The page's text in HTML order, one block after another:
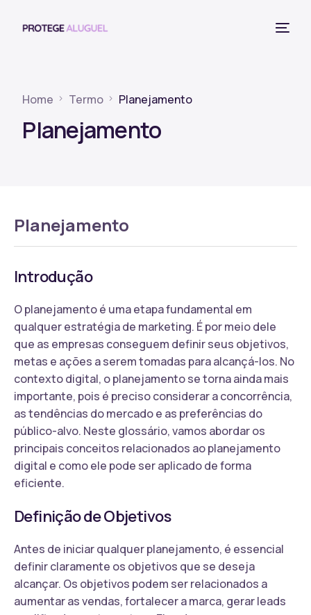
Home Termo Planejamento
Planejamento
Planejamento
Introdução
O planejamento é uma etapa fundamental em
qualquer estratégia de marketing. É por meio dele
que as empresas conseguem definir seus objetivos,
metas e ações a serem tomadas para alcançá-los. No
contexto digital, o planejamento se torna ainda mais
importante, pois é preciso considerar a concorrência,
as tendências do mercado e as preferências do
público-alvo. Neste glossário, vamos abordar os
principais conceitos relacionados ao planejamento
digital e como ele pode ser aplicado de forma
eficiente.
Definição de Objetivos
Antes de iniciar qualquer planejamento, é essencial
definir claramente os objetivos que se deseja
alcançar. Os objetivos podem ser relacionados a
aumentar as vendas, fortalecer a marca, gerar leads